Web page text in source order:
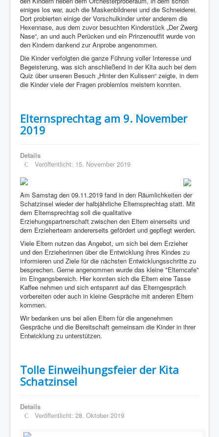
einiges los war, auch die Maskenbildnerei und die Schneiderei.
Dort probierten einige der Vorschulkinder unter anderem die
Hexennase, aus dem zuvor besuchten Kinderstück „Der Zwerg
Nase“, an und auch Perücken und ein Prinzenoutfit wurde von
den Kindern dankend zur Anprobe angenommen.
Die Kinder verfolgten die ganze Führung voller Interesse und
Begeisterung, was sich anschließend in der Kita auch bei dem
Quiz über unseren Besuch „Hinter den Kulissen“ zeigte, in dem
die Kinder viele der Fragen problemlos meistern konnten.
Elternsprechtag am 9. November
2019
Details
Veröffentlicht: 15. November 2019
Am Samstag den 09.11.2019 fand in den Räumlichkeiten der
Schatzinsel wieder der halbjährliche Elternsprechtag statt. Mit
dem Elternsprechtag soll die qualitative
Erziehungspartnerschaft zwischen den Eltern einerseits und
dem Erzieherteam andererseits gefördert und gepflegt werden.
Viele Eltern nutzen das Angebot, um sich bei dem Erzieher
und den Erzieherinnen über die Entwicklung ihres Kindes zu
informieren und Ziele für die nächsten Entwicklungsschritte zu
besprechen. Gerne angenommen wurde das kleine "Elterncafe"
im Eingangsbereich. Hier konnten sich die Eltern eine Tasse
Kaffee nehmen und sich entspannt auf das Elterngespräch
vorbereiten oder auch in kleine Gespräche mit anderen Eltern
kommen.
Wir bedanken uns bei allen Eltern für die angenehmen
Gespräche und die Bereitschaft gemeinsam die Kinder in ihrer
Entwicklung zu unterstützen.
Tolle Einweihungsfeier der Kita
Schatzinsel
Details
Veröffentlicht: 28. Oktober 2019